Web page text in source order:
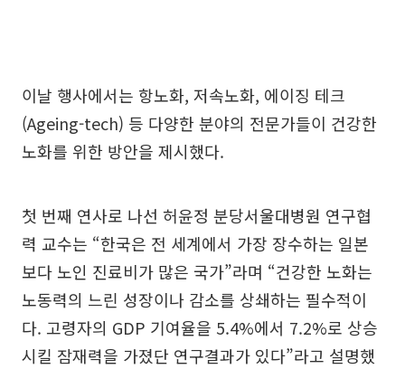
이날 행사에서는 항노화, 저속노화, 에이징 테크
(Ageing-tech) 등 다양한 분야의 전문가들이 건강한
노화를 위한 방안을 제시했다.
첫 번째 연사로 나선 허윤정 분당서울대병원 연구협
력 교수는 “한국은 전 세계에서 가장 장수하는 일본
보다 노인 진료비가 많은 국가”라며 “건강한 노화는
노동력의 느린 성장이나 감소를 상쇄하는 필수적이
다. 고령자의 GDP 기여율을 5.4%에서 7.2%로 상승
시킬 잠재력을 가졌단 연구결과가 있다”라고 설명했